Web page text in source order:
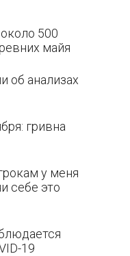
500
майя
об анализах
гривна
у меня
себе это
19